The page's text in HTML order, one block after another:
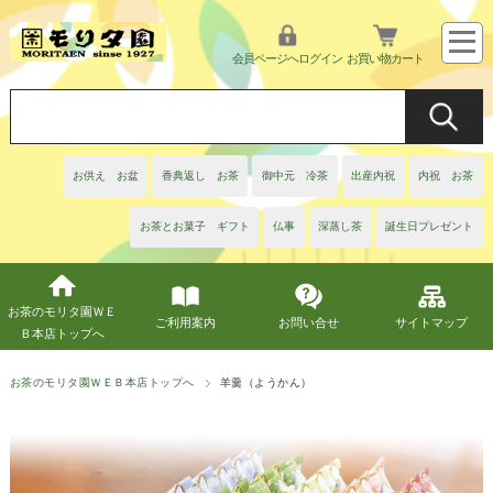
お供え お盆 香典返し お茶 御中元 冷茶 出産内祝 内祝 お茶
お茶とお菓子 ギフト 仏事 深蒸し茶 誕生日プレゼント
会員ページへログイン お買い物カート
お茶のモリタ園ＷＥ
Ｂ本店トップへ
ご利用案内 お問い合せ サイトマップ
お茶のモリタ園ＷＥＢ本店トップへ 羊羹（ようかん）